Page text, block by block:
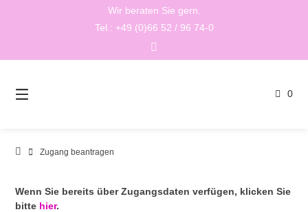
Wir beraten Sie gern.
Tel.: +49 (0)66 52 / 96 74-0
0
Zugang beantragen
Wenn Sie bereits über Zugangsdaten verfügen, klicken Sie
bitte hier.